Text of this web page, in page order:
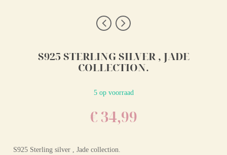
S925 STERLING SILVER , JADE
COLLECTION.
5 op voorraad
€ 34,99
S925 Sterling silver , Jade collection.